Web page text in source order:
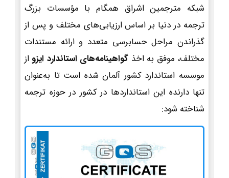
شبکه مترجمین اشراق همگام با مؤسسات بزرگ
ترجمه در دنیا بر اساس ارزیابی‌های مختلف و پس از
گذراندن مراحل حسابرسی متعدد و ارائه مستندات
مختلف، موفق به اخذ گواهینامه‌های استاندارد ایزو از
موسسه استاندارد کشور آلمان شده است تا به‌عنوان
تنها دارنده این استانداردها در کشور در حوزه ترجمه
شناخته شود: